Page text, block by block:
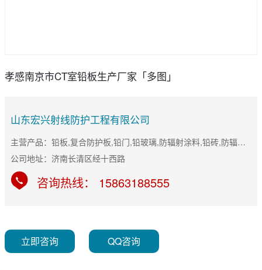
孝感南京市CT室铅板生产厂家「多图」
山东宏兴射线防护工程有限公司
主营产品：铅板,复合防护板,铅门,铅玻璃,防辐射涂料,铅砖,防辐射门
公司地址：济南长清区经十西路
咨询热线： 15863188555
立即咨询 QQ咨询